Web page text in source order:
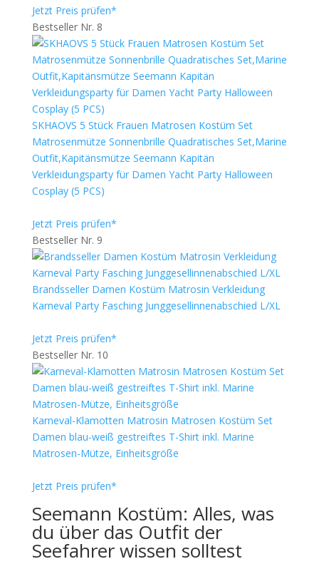
Jetzt Preis prüfen*
Bestseller Nr. 8
SKHAOVS 5 Stück Frauen Matrosen Kostüm Set
Matrosenmütze Sonnenbrille Quadratisches Set,Marine
Outfit,Kapitänsmütze Seemann Kapitän
Verkleidungsparty für Damen Yacht Party Halloween
Cosplay (5 PCS)
Jetzt Preis prüfen*
Bestseller Nr. 9
Brandsseller Damen Kostüm Matrosin Verkleidung
Karneval Party Fasching Junggesellinnenabschied L/XL
Jetzt Preis prüfen*
Bestseller Nr. 10
Karneval-Klamotten Matrosin Matrosen Kostüm Set
Damen blau-weiß gestreiftes T-Shirt inkl. Marine
Matrosen-Mütze, Einheitsgröße
Jetzt Preis prüfen*
Seemann Kostüm: Alles, was
du über das Outfit der
Seefahrer wissen solltest